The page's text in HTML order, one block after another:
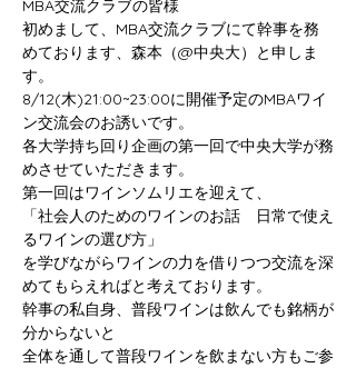
MBA交流クラブの皆様
初めまして、MBA交流クラブにて幹事を務
めております、森本（@中央大）と申しま
す。
8/12(木)21:00~23:00に開催予定のMBAワイ
ン交流会のお誘いです。
各大学持ち回り企画の第一回で中央大学が務
めさせていただきます。
第一回はワインソムリエを迎えて、
「社会人のためのワインのお話　日常で使え
るワインの選び方」
を学びながらワインの力を借りつつ交流を深
めてもらえればと考えております。
幹事の私自身、普段ワインは飲んでも銘柄が
分からないと
全体を通して普段ワインを飲まない方もご参